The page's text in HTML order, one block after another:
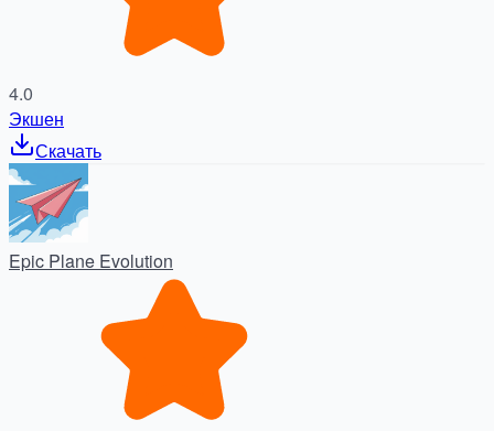
4.0
Экшен
Скачать
Epic Plane Evolution